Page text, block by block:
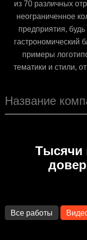
из 70 различных
неограниченное
предприятия,
гастрономический
примеры
тематики и стили,
Тысячи
Все работы